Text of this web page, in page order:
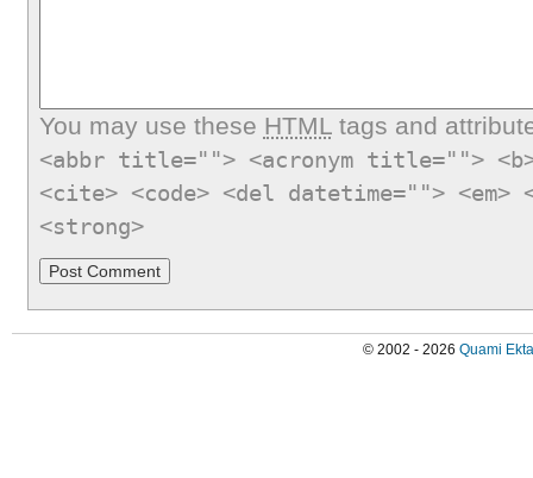
You may use these HTMLtags and
<abbr title=""> <acronym title="">
<cite> <code> <del datetime="">
<strong>
© 2002 - 2026 Quami